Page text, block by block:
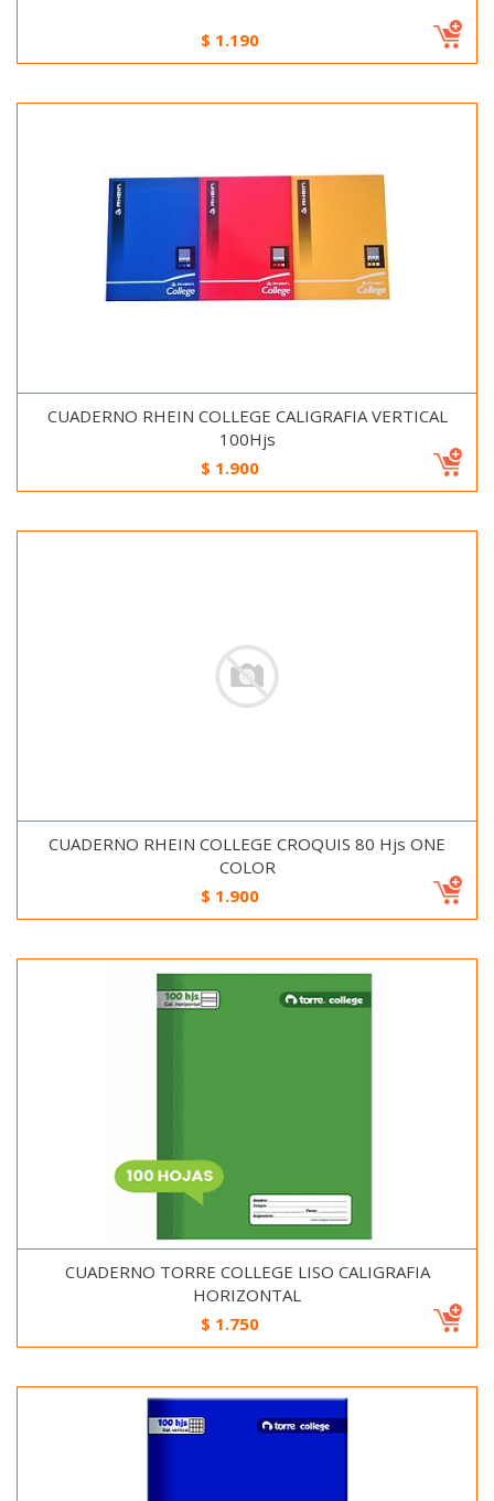
$ 1.190
CUADERNO RHEIN COLLEGE CALIGRAFIA VERTICAL
100Hjs
$ 1.900
CUADERNO RHEIN COLLEGE CROQUIS 80 Hjs ONE
COLOR
$ 1.900
CUADERNO TORRE COLLEGE LISO CALIGRAFIA
HORIZONTAL
$ 1.750